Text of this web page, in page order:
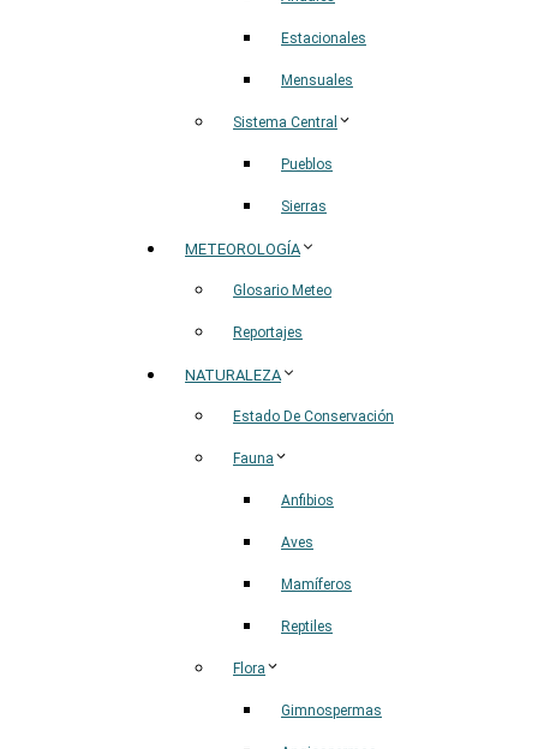
Estacionales
Mensuales
Sistema Central
Pueblos
Sierras
METEOROLOGÍA
Glosario Meteo
Reportajes
NATURALEZA
Estado De Conservación
Fauna
Anfibios
Aves
Mamíferos
Reptiles
Flora
Gimnospermas